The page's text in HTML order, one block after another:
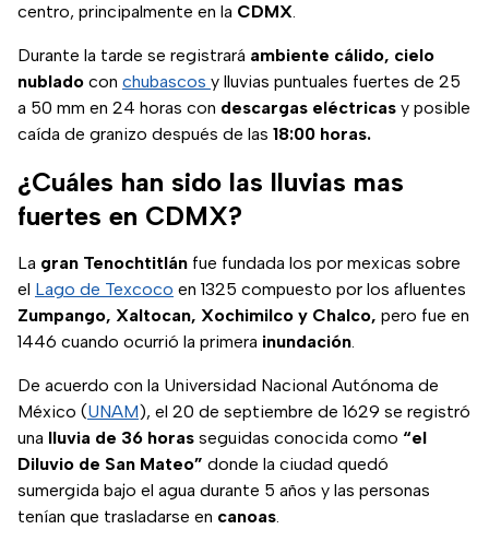
centro, principalmente en la CDMX.
Durante la tarde se registrará ambiente cálido, cielo
nublado con chubascos y lluvias puntuales fuertes de 25
a 50 mm en 24 horas con descargas eléctricas y posible
caída de granizo después de las 18:00 horas.
¿Cuáles han sido las lluvias mas
fuertes en CDMX?
La gran Tenochtitlán fue fundada los por mexicas sobre
el Lago de Texcoco en 1325 compuesto por los afluentes
Zumpango, Xaltocan, Xochimilco y Chalco, pero fue en
1446 cuando ocurrió la primera inundación.
De acuerdo con la Universidad Nacional Autónoma de
México (UNAM), el 20 de septiembre de 1629 se registró
una lluvia de 36 horas seguidas conocida como “el
Diluvio de San Mateo” donde la ciudad quedó
sumergida bajo el agua durante 5 años y las personas
tenían que trasladarse en canoas.